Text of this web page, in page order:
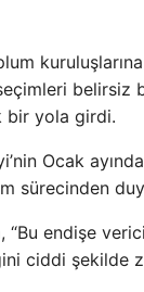
belirsiz
bir yola girdi.
Ocak
sürecinden
endişe
ciddi şekilde